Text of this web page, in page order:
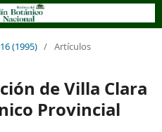
(1995) / Artículos
de Villa Clara
Provincial